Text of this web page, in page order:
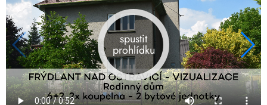
spustit
prohlídku